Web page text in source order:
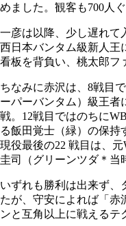
めました。観客も700人
一彦は以降、少し遅れて
西日本バンタム級新人王
看板を背負い、桃太郎フ
ちなみに赤沢は、8戦目
ーパーバンタム）級王者
戦。12戦目ではのちに
る飯田覚士（緑）の保持
現役最後の22 戦目は、
圭司（グリーンツダ＊当
いずれも勝利は出来ず、
たが、守安によれば「赤
ンと互角以上に戦えるテ